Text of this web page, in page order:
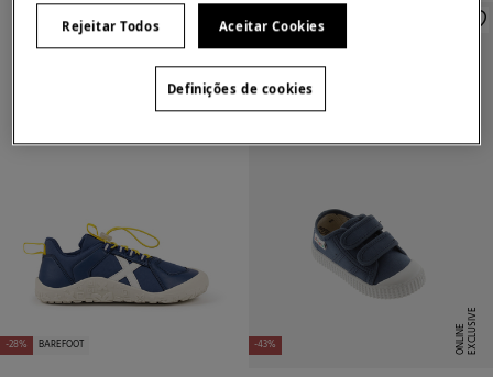
-28% BAREFOOT -43% E
X
C
L
U
SI
V
E
O
N
LI
N
E
Rejeitar Todos Aceitar Cookies
Definições de cookies